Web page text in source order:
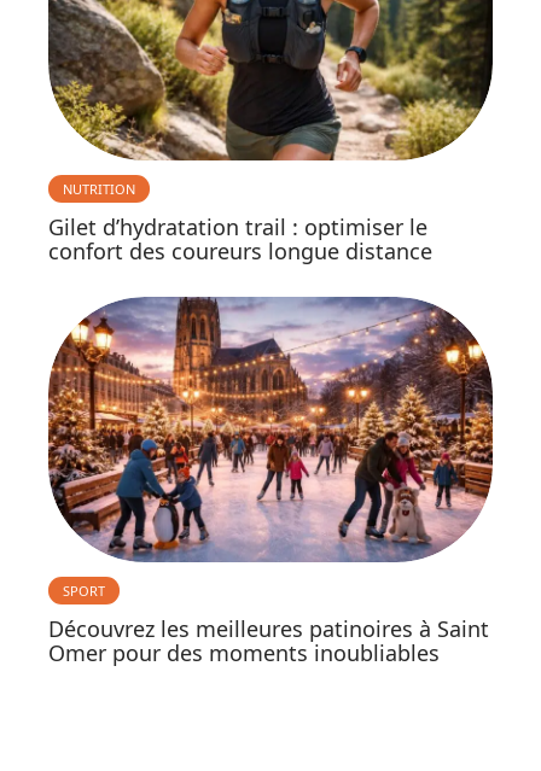
NUTRITION
Gilet d’hydratation trail : optimiser le
confort des coureurs longue distance
SPORT
Découvrez les meilleures patinoires à Saint
Omer pour des moments inoubliables